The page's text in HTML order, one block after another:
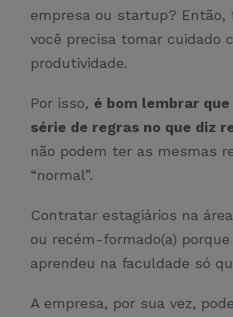
empresa ou startup?
você precisa tomar cuidado
produtividade.
Por isso, é bom lembrar
série de regras no que diz
não podem ter as mesmas
“normal”.
Contratar estagiários na
ou recém-formado(a)
aprendeu na faculdade só
A empresa, por sua vez,